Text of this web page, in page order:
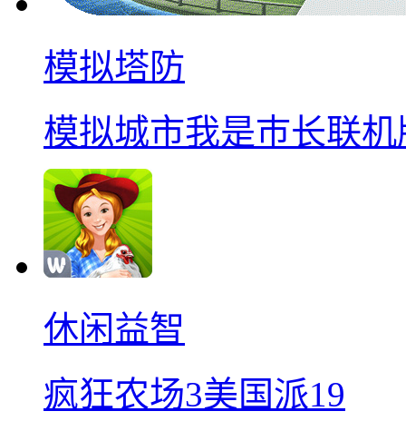
模拟塔防
模拟城市我是巿长联机
休闲益智
疯狂农场3美国派19